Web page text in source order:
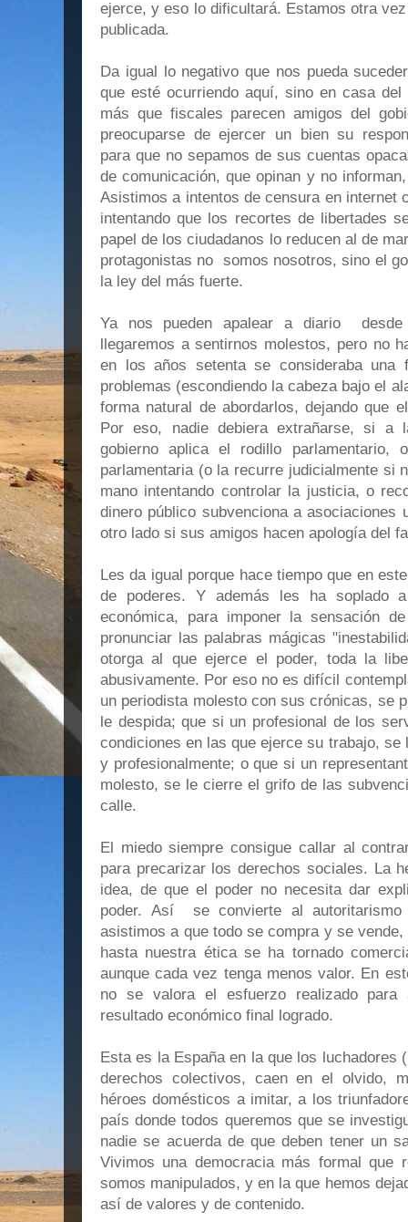
ejerce, y eso lo dificultará. Estamos otra
publicada.
Da igual lo negativo que nos pueda
que esté ocurriendo aquí, sino en casa
más que fiscales parecen amigos del
preocuparse de ejercer un bien su
para que no sepamos de sus cuentas
de comunicación, que opinan y no
Asistimos a intentos de censura en internet
intentando que los recortes de libertades
papel de los ciudadanos lo reducen al de
protagonistas no somos nosotros, sino el
la ley del más fuerte.
Ya nos pueden apalear a diario desde
llegaremos a sentirnos molestos, pero no
en los años setenta se consideraba una
problemas (escondiendo la cabeza bajo el
forma natural de abordarlos, dejando que
Por eso, nadie debiera extrañarse, si a
gobierno aplica el rodillo parlamentario,
parlamentaria (o la recurre judicialmente si
mano intentando controlar la justicia, o
dinero público subvenciona a asociaciones
otro lado si sus amigos hacen apología del
Les da igual porque hace tiempo que en
de poderes. Y además les ha soplado
económica, para imponer la sensación
pronunciar las palabras mágicas
otorga al que ejerce el poder, toda la
abusivamente. Por eso no es difícil
un periodista molesto con sus crónicas, se
le despida; que si un profesional de los
condiciones en las que ejerce su trabajo,
y profesionalmente; o que si un
molesto, se le cierre el grifo de las
calle.
El miedo siempre consigue callar al
para precarizar los derechos sociales. La
idea, de que el poder no necesita dar
poder. Así se convierte al
asistimos a que todo se compra y se
hasta nuestra ética se ha tornado
aunque cada vez tenga menos valor. En
no se valora el esfuerzo realizado
resultado económico final logrado.
Esta es la España en la que los luchadores
derechos colectivos, caen en el olvido,
héroes domésticos a imitar, a los
país donde todos queremos que se
nadie se acuerda de que deben tener un
Vivimos una democracia más formal que
somos manipulados, y en la que hemos
así de valores y de contenido.